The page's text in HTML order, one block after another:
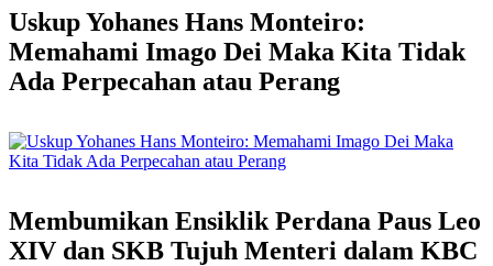
Uskup Yohanes Hans Monteiro:
Memahami Imago Dei Maka Kita Tidak
Ada Perpecahan atau Perang
Membumikan Ensiklik Perdana Paus Leo
XIV dan SKB Tujuh Menteri dalam KBC